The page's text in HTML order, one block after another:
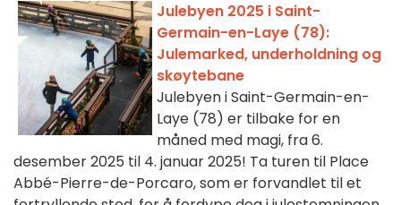
Julebyen 2025 i Saint-
Germain-en-Laye (78):
Julemarked, underholdning og
skøytebane
Julebyen i Saint-Germain-en-
Laye (78) er tilbake for en
måned med magi, fra 6.
desember 2025 til 4. januar 2025! Ta turen til Place
Abbé-Pierre-de-Porcaro, som er forvandlet til et